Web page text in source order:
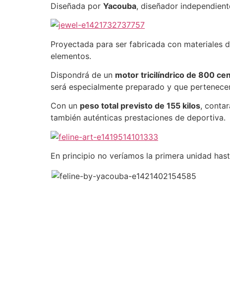
Diseñada por Yacouba, diseñador
Proyectada para ser fabricada con materiales
elementos.
Dispondrá de un motor tricilíndrico de 800
será especialmente preparado y que
Con un peso total previsto de 155 kilos,
también auténticas prestaciones de deportiva.
En principio no veríamos la primera unidad